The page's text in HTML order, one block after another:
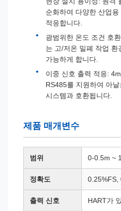
순화하여 다양한 산업
적응합니다.
광범위한 온도 조건 호
는 고/저온 밀폐 작업 환
가능하게 합니다.
이중 신호 출력 적응:
RS485를 지원하여 아
시스템과 호환됩니다.
제품 매개변수
범위 0-0.5m ~
정확도 0.25%FS,
출력 신호 HART가